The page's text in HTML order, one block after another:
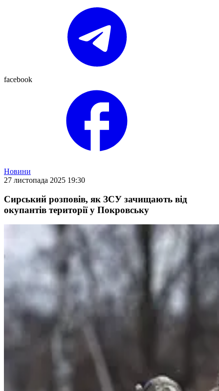
facebook
Новини
27 листопада 2025 19:30
Сирський розповів, як ЗСУ зачищають від
окупантів території у Покровську